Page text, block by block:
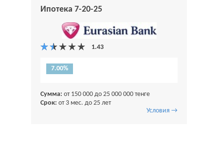
Ипотека 7-20-25
7.00%
Сумма: от 150 000 до 25 000 000 тенге
Срок: от 3 мес. до 25 лет
Условия →